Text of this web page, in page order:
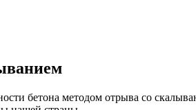
бетона методом отрыва со